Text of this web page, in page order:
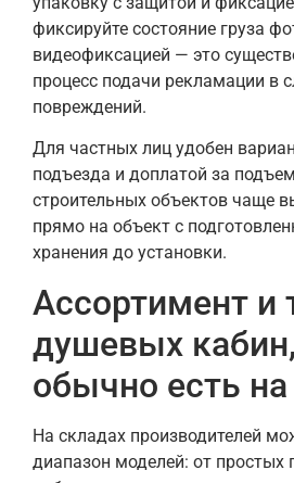
фиксируйте состояние груза
видеофиксацией — это
процесс подачи рекламации в
повреждений.
Для частных лиц удобен
подъезда и доплатой за
строительных объектов чаще
прямо на объект с
хранения до установки.
Ассортимент и
душевых
обычно есть
На складах производителей
диапазон моделей: от простых